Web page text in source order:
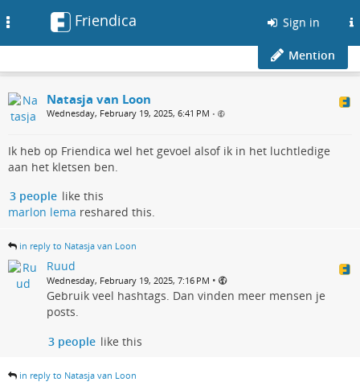
Friendica Sign in
Mention
Natasja van Loon
Wednesday, February 19, 2025, 6:41 PM •
Ik heb op Friendica wel het gevoel alsof ik in het luchtledige
aan het kletsen ben.
3 people like this
marlon lema reshared this.
in reply to Natasja van Loon
Ruud
Wednesday, February 19, 2025, 7:16 PM •
Gebruik veel hashtags. Dan vinden meer mensen je
posts.
3 people like this
in reply to Natasja van Loon